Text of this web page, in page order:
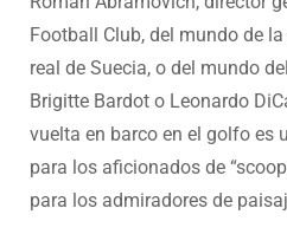
Football Club, del mundo de
real de Suecia, o del mundo
Brigitte Bardot o Leonardo
vuelta en barco en el golfo es
para los aficionados de
para los admiradores de